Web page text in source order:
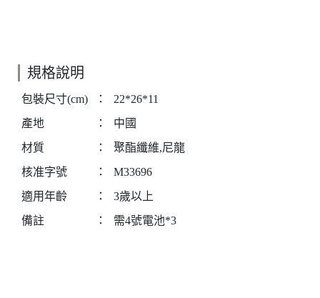
規格說明
包裝尺寸(cm) ：
22*26*11
產地
：
中國
材質
：
聚酯纖維,尼龍
核准字號
：
M33696
適用年齡
：
3歲以上
備註
： 需4號電池*3